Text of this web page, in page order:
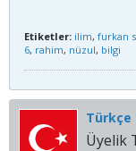
Etiketler: ilim, furkan
6, rahim, nüzul, bilgi
Üyelik